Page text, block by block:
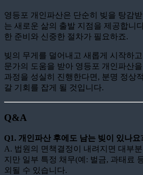
영등포 개인파산은 단순히 빚을 탕감
는 새로운 삶의 출발 지점을 제공합니
한 준비와 신중한 절차가 필요하죠.
빚의 무게를 덜어내고 새롭게 시작하
문가의 도움을 받아 영등포 개인파산
과정을 성실히 진행한다면, 분명 정상
갈 기회를 잡게 될 것입니다.
Q&A
Q1. 개인파산 후에도 남는 빚이 있나요
A. 법원의 면책결정이 내려지면 대부
지만 일부 특정 채무(예: 벌금, 과태료
외될 수 있습니다.